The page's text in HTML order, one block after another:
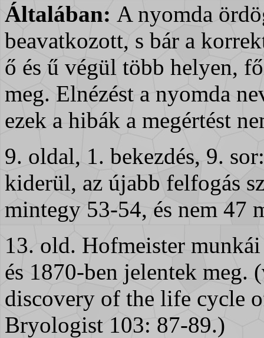
Általában: A nyomda
beavatkozott, s bár a
ő és ű végül több helyen,
meg. Elnézést a nyomda
ezek a hibák a megértést
9. oldal, 1. bekezdés, 9.
kiderül, az újabb felfogás
mintegy 53-54, és nem 47
13. old. Hofmeister
és 1870-ben jelentek meg.
discovery of the life cycle
Bryologist 103: 87-89.)